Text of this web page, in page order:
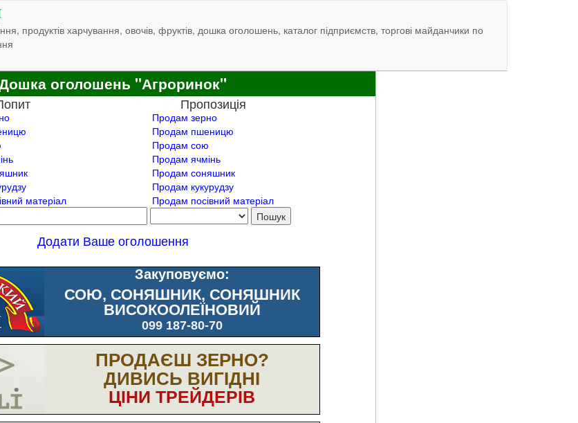
продуктів харчування, овочів, фруктів, дошка оголошень, каталог підприємств, торгові майданчики по
оголошень "Агроринок"
матеріал
Пропозиція
Продам зерно
Продам пшеницю
Продам сою
Продам ячмінь
Продам соняшник
Продам кукурудзу
Продам посівний матеріал
Додати Ваше оголошення
Закуповуємо:
СОЮ, СОНЯШНИК, СОНЯШНИК
ВИСОКООЛЕЇНОВИЙ
099 187-80-70
ПРОДАЄШ ЗЕРНО?
ДИВИСЬ ВИГІДНІ
ЦІНИ ТРЕЙДЕРІВ